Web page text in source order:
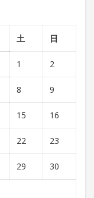
土 日
1 2
8 9
15 16
22 23
29 30